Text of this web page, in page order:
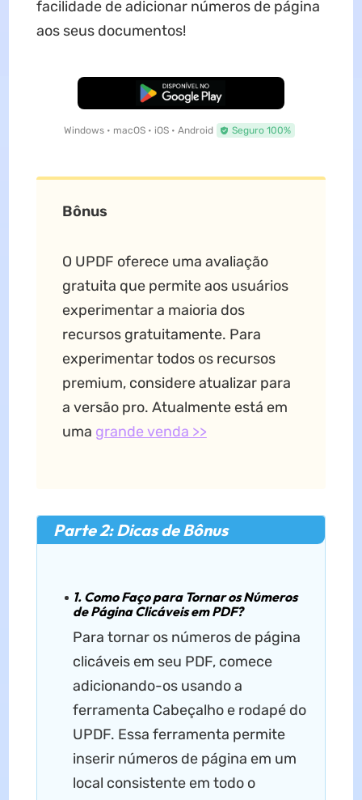
facilidade de adicionar números de página
aos seus documentos!
Baixar Grátis
Windows • macOS • iOS • Android Seguro 100%
Bônus
O UPDF oferece uma avaliação
gratuita que permite aos usuários
experimentar a maioria dos
recursos gratuitamente. Para
experimentar todos os recursos
premium, considere atualizar para
a versão pro. Atualmente está em
uma grande venda >>
Parte 2: Dicas de Bônus
1. Como Faço para Tornar os Números
de Página Clicáveis em PDF?
Para tornar os números de página
clicáveis em seu PDF, comece
adicionando-os usando a
ferramenta Cabeçalho e rodapé do
UPDF. Essa ferramenta permite
inserir números de página em um
local consistente em todo o